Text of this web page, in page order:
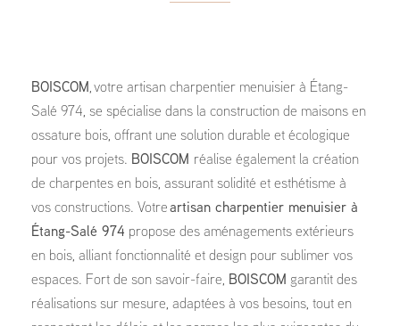
BOISCOM, votre artisan charpentier menuisier à Étang-
Salé 974, se spécialise dans la construction de maisons en
ossature bois, offrant une solution durable et écologique
pour vos projets. BOISCOM réalise également la création
de charpentes en bois, assurant solidité et esthétisme à
vos constructions. Votre artisan charpentier menuisier à
Étang-Salé 974 propose des aménagements extérieurs
en bois, alliant fonctionnalité et design pour sublimer vos
espaces. Fort de son savoir-faire, BOISCOM garantit des
réalisations sur mesure, adaptées à vos besoins, tout en